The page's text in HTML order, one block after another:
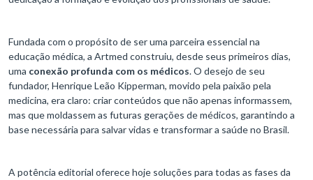
Fundada com o propósito de ser uma parceira essencial na
educação médica, a Artmed construiu, desde seus primeiros dias,
uma conexão profunda com os médicos. O desejo de seu
fundador, Henrique Leão Kipperman, movido pela paixão pela
medicina, era claro: criar conteúdos que não apenas informassem,
mas que moldassem as futuras gerações de médicos, garantindo a
base necessária para salvar vidas e transformar a saúde no Brasil.
A potência editorial oferece hoje soluções para todas as fases da